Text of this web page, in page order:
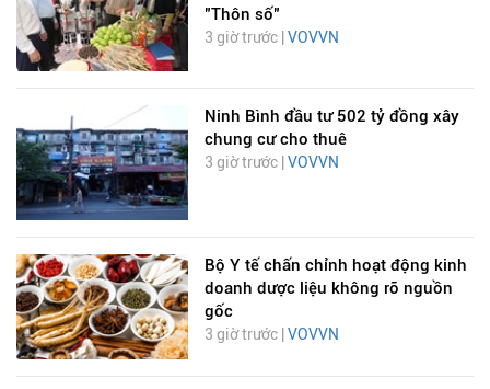
"Thôn số"
3 giờ trước | VOVVN
Ninh Bình đầu tư 502 tỷ đồng xây
chung cư cho thuê
3 giờ trước | VOVVN
Bộ Y tế chấn chỉnh hoạt động kinh
doanh dược liệu không rõ nguồn
gốc
3 giờ trước | VOVVN